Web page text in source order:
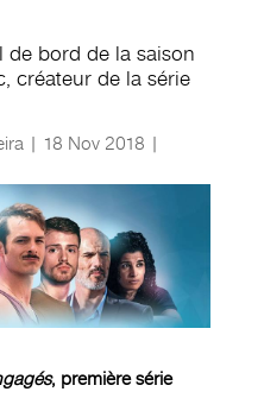
de bord de la saison
créateur de la série
| 18 Nov 2018 |
, première série